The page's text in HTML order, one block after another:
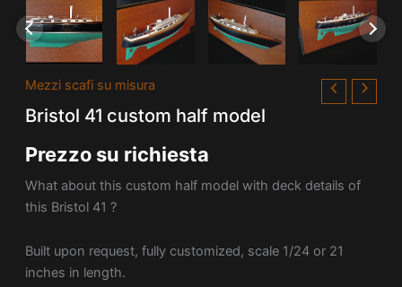
Mezzi scafi su misura
Bristol 41 custom half model
Prezzo su richiesta
What about this custom half model with deck details of
this Bristol 41 ?
Built upon request, fully customized, scale 1/24 or 21
inches in length.